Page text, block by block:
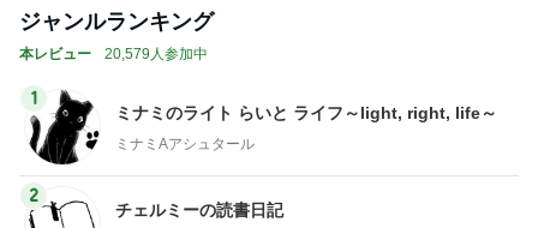
ジャンルランキング
本レビュー 20,579人参加中
1
ミナミのライト らいと ライフ～light, right, life～
ミナミAアシュタール
2
チェルミーの読書日記